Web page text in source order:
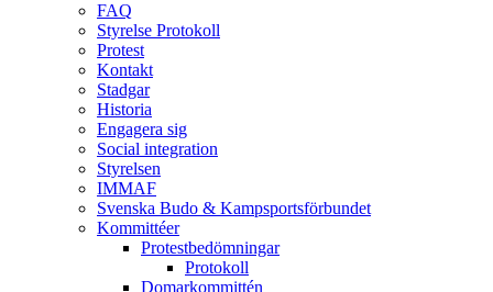
FAQ
Styrelse Protokoll
Protest
Kontakt
Stadgar
Historia
Engagera sig
Social integration
Styrelsen
IMMAF
Svenska Budo & Kampsportsförbundet
Kommittéer
Protestbedömningar
Protokoll
Domarkommittén